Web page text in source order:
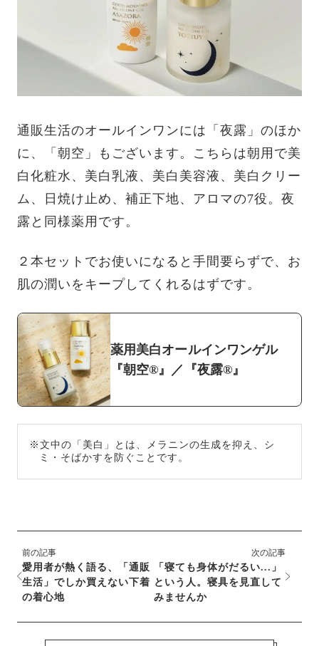
通販生活のオールインワンには「夜露」のほか
に、「朝空」もございます。こちらは朝用で美
白化粧水、美白乳液、美白美容液、美白クリー
ム、日焼け止め、補正下地、アロマの7役。夜
露と同様薬用です。
２本セットでお使いになると手間要らずで、お
肌の潤いをキープしてくれるはずです。
薬用美白オールインワンゲル
『朝空®』／『夜露®』
※文中の「美白」とは、メラニンの生成を抑え、シ
ミ・そばかすを防ぐことです。
前の記事
愛用者が熱く語る、「通販
生活」でしか買えない下着
の着心地
次の記事
「寝ても身体がだるい...」
という人。寝具を見直して
みませんか